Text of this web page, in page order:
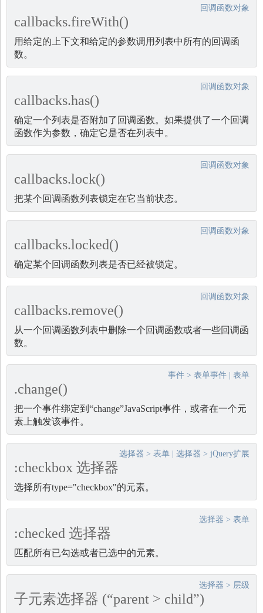
回调函数对象
callbacks.fireWith()
用给定的上下文和给定的参数调用列表中所有的回调函
数。
回调函数对象
callbacks.has()
确定一个列表是否附加了回调函数。如果提供了一个回调
函数作为参数，确定它是否在列表中。
回调函数对象
callbacks.lock()
把某个回调函数列表锁定在它当前状态。
回调函数对象
callbacks.locked()
确定某个回调函数列表是否已经被锁定。
回调函数对象
callbacks.remove()
从一个回调函数列表中删除一个回调函数或者一些回调函
数。
事件 > 表单事件 表单
.change()
把一个事件绑定到“change”JavaScript事件，或者在一个元
素上触发该事件。
选择器 > 表单 选择器 > jQuery扩展
:checkbox 选择器
选择所有type="checkbox"的元素。
选择器 > 表单
:checked 选择器
匹配所有已勾选或者已选中的元素。
选择器 > 层级
子元素选择器 (“parent > child”)